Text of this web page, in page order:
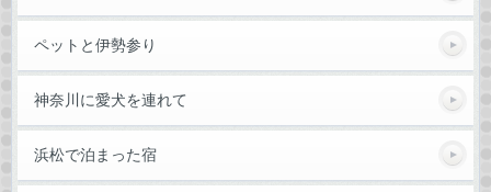
ペットと伊勢参り
神奈川に愛犬を連れて
浜松で泊まった宿